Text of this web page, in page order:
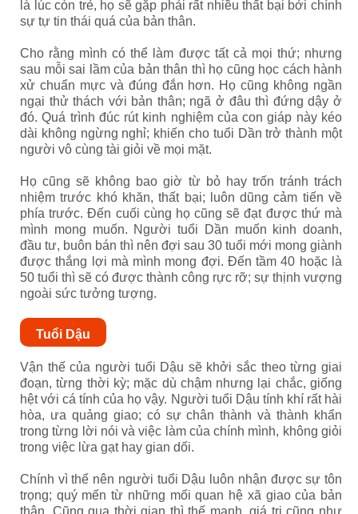
là lúc còn trẻ, họ sẽ gặp phải rất nhiều thất bại bởi chính
sự tự tin thái quá của bản thân.
Cho rằng mình có thể làm được tất cả mọi thứ; nhưng
sau mỗi sai lầm của bản thân thì họ cũng học cách hành
xử chuẩn mực và đúng đắn hơn. Họ cũng không ngần
ngại thử thách với bản thân; ngã ở đâu thì đứng dậy ở
đó. Quá trình đúc rút kinh nghiệm của con giáp này kéo
dài không ngừng nghỉ; khiến cho tuổi Dần trở thành một
người vô cùng tài giỏi về mọi mặt.
Họ cũng sẽ không bao giờ từ bỏ hay trốn tránh trách
nhiệm trước khó khăn, thất bại; luôn dũng cảm tiến về
phía trước. Đến cuối cùng họ cũng sẽ đạt được thứ mà
mình mong muốn. Người tuổi Dần muốn kinh doanh,
đầu tư, buôn bán thì nên đợi sau 30 tuổi mới mong giành
được thắng lợi mà mình mong đợi. Đến tầm 40 hoặc là
50 tuổi thì sẽ có được thành công rực rỡ; sự thịnh vượng
ngoài sức tưởng tượng.
Tuổi Dậu
Vận thế của người tuổi Dậu sẽ khởi sắc theo từng giai
đoạn, từng thời kỳ; mặc dù chậm nhưng lại chắc, giống
hệt với cá tính của họ vậy. Người tuổi Dậu tính khí rất hài
hòa, ưa quảng giao; có sự chân thành và thành khẩn
trong từng lời nói và việc làm của chính mình, không giỏi
trong việc lừa gạt hay gian dối.
Chính vì thế nên người tuổi Dậu luôn nhận được sự tôn
trọng; quý mến từ những mối quan hệ xã giao của bản
thân. Cũng qua thời gian thì thế mạnh, giá trị cũng như